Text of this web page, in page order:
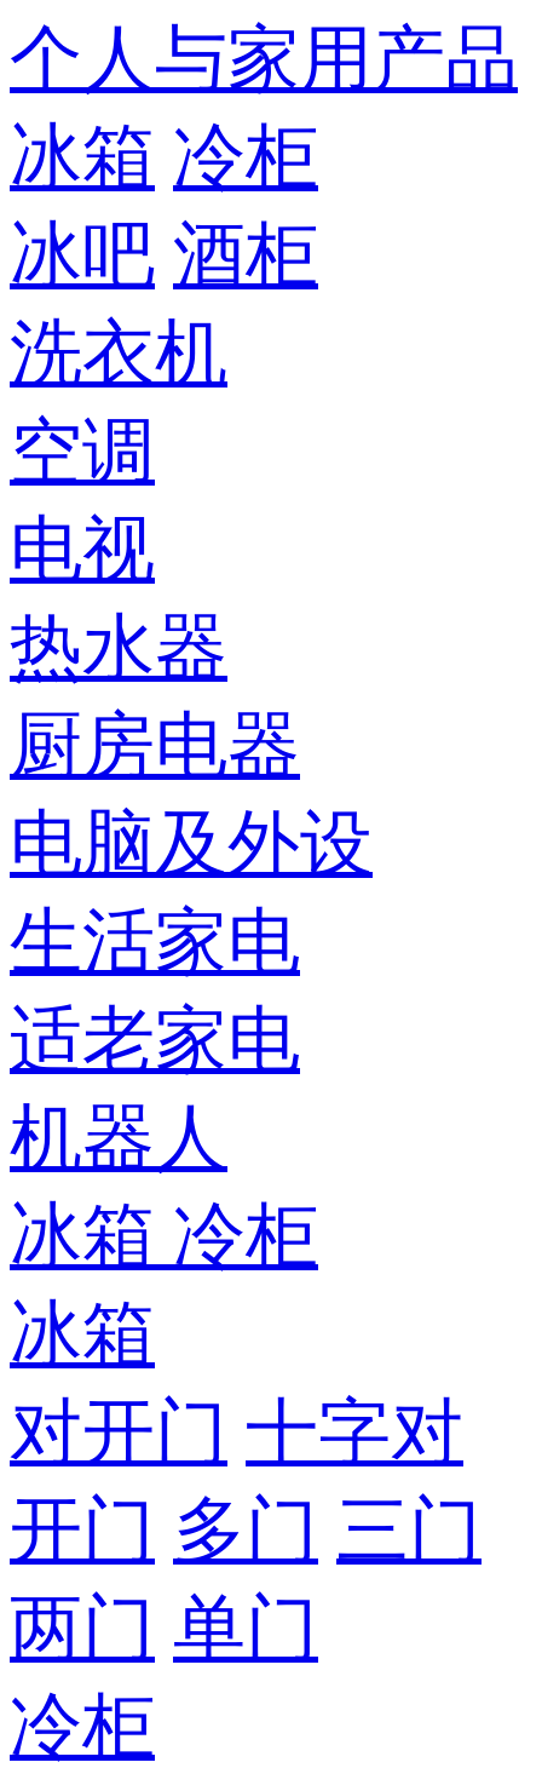
个人与家用产品
冰箱 冷柜
冰吧 酒柜
洗衣机
空调
电视
热水器
厨房电器
电脑及外设
生活家电
适老家电
机器人
冰箱 冷柜
冰箱
对开门 十字对
开门 多门 三门
两门 单门
冷柜